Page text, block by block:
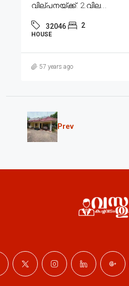
വില്പനയ്ക്ക്. 2.വില...
32046 2
HOUSE
57 years ago
Prev